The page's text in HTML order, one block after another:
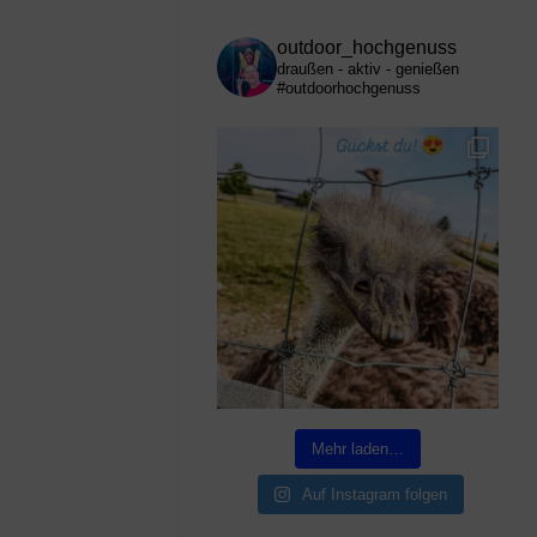
outdoor_hochgenuss
draußen - aktiv - genießen
#outdoorhochgenuss
Mehr laden…
Auf Instagram folgen